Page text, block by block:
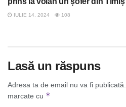
IULIE 14, 2024 108
Lasă un răspuns
Adresa ta de email nu va fi publicată.
marcate cu *